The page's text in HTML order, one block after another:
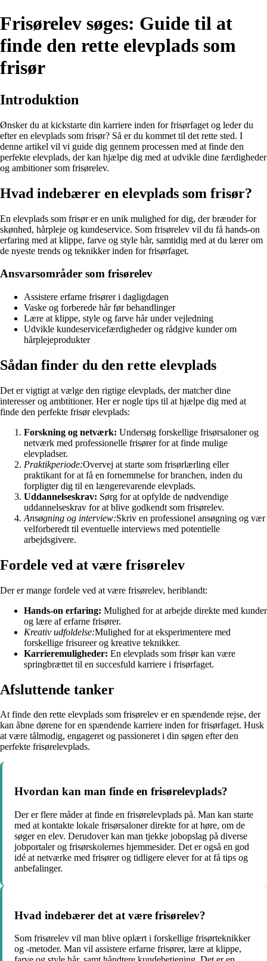
Frisørelev søges: Guide til at
finde den rette elevplads som
frisør
Introduktion
Ønsker du at kickstarte din karriere inden for frisørfaget og leder du
efter en elevplads som frisør? Så er du kommet til det rette sted. I
denne artikel vil vi guide dig gennem processen med at finde den
perfekte elevplads, der kan hjælpe dig med at udvikle dine færdigheder
og ambitioner som frisørelev.
Hvad indebærer en elevplads som frisør?
En elevplads som frisør er en unik mulighed for dig, der brænder for
skønhed, hårpleje og kundeservice. Som frisørelev vil du få hands-on
erfaring med at klippe, farve og style hår, samtidig med at du lærer om
de nyeste trends og teknikker inden for frisørfaget.
Ansvarsområder som frisørelev
Assistere erfarne frisører i dagligdagen
Vaske og forberede hår før behandlinger
Lære at klippe, style og farve hår under vejledning
Udvikle kundeservicefærdigheder og rådgive kunder om
hårplejeprodukter
Sådan finder du den rette elevplads
Det er vigtigt at vælge den rigtige elevplads, der matcher dine
interesser og ambtitioner. Her er nogle tips til at hjælpe dig med at
finde den perfekte frisør elevplads:
Forskning og netværk: Undersøg forskellige frisørsaloner og
netværk med professionelle frisører for at finde mulige
elevpladser.
Praktikperiode:Overvej at starte som frisørlærling eller
praktikant for at få en fornemmelse for branchen, inden du
forpligter dig til en længerevarende elevplads.
Uddannelseskrav: Sørg for at opfylde de nødvendige
uddannelseskrav for at blive godkendt som frisørelev.
Ansøgning og interview:Skriv en professionel ansøgning og vær
velforberedt til eventuelle interviews med potentielle
arbejdsgivere.
Fordele ved at være frisørelev
Der er mange fordele ved at være frisørelev, heriblandt:
Hands-on erfaring: Mulighed for at arbejde direkte med kunder
og lære af erfarne frisører.
Kreativ udfoldelse:Mulighed for at eksperimentere med
forskellige frisureer og kreative teknikker.
Karrieremuligheder: En elevplads som frisør kan være
springbrættet til en succesfuld karriere i frisørfaget.
Afsluttende tanker
At finde den rette elevplads som frisørelev er en spændende rejse, der
kan åbne dørene for en spændende karriere inden for frisørfaget. Husk
at være tålmodig, engageret og passioneret i din søgen efter den
perfekte frisørelevplads.
Hvordan kan man finde en frisørelevplads?
Der er flere måder at finde en frisørelevplads på. Man kan starte
med at kontakte lokale frisørsaloner direkte for at høre, om de
søger en elev. Derudover kan man tjekke jobopslag på diverse
jobportaler og frisørskolernes hjemmesider. Det er også en god
idé at netværke med frisører og tidligere elever for at få tips og
anbefalinger.
Hvad indebærer det at være frisørelev?
Som frisørelev vil man blive oplært i forskellige frisørteknikker
og -metoder. Man vil assistere erfarne frisører, lære at klippe,